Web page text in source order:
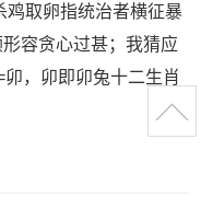
鸡取卵指统治者横征暴
容贪心过甚；我猜应
，卯即卯兔十二生肖